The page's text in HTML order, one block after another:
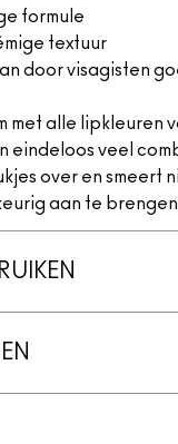
formule
textuur
door visagisten
met alle lipkleuren
eindeloos veel
over en smeert
aan te brengen